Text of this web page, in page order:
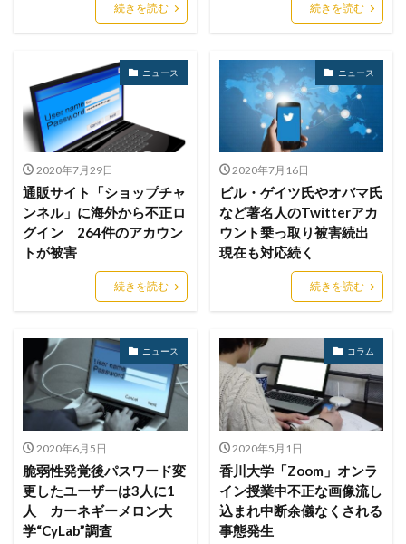
スパムメール
スピアフィッシング
スプーフィング
スマートポンプ
スマホ
スミッシング
セイコーグループ株式会社
セキュア
セキュリティ
セキュリティアプリ
セキュリティインシデント
セキュリティエンジニア
セキュリティコード
セキュリティパッチ
セキュリティプログラム
セキュリティベンダー
セキュリティポリシー
セキュリティ人材
セキュリティ企業
セキュリティ対策
セキュリティ教育
セキュリティ製品
セキュリティ診断
セブン銀行
セミナー
ゼロデイ ゼロディ
ゼロデイ攻撃
ゼロトラスト
センチネルワン
ソース
ソースコード
ソフォス ソフト
ソフトウェア
ソフトスキル
ダークウェブ
ダークトレース
ダークネット市場
タイポスクワッティング
ダイレクトメール
ダウンロード
ダブルチェック
タリン・メカニズム
続きを読む 続きを読む
ニュース
2020年7月29日
通販サイト「ショップチャ
ンネル」に海外から不正ロ
グイン 264件のアカウン
トが被害
続きを読む
ニュース
2020年7月16日
ビル・ゲイツ氏やオバマ氏
など著名人のTwitterアカ
ウント乗っ取り被害続出
現在も対応続く
続きを読む
ニュース
2020年6月5日
脆弱性発覚後パスワード変
更したユーザーは3人に1
人 カーネギーメロン大
学“CyLab”調査
コラム
2020年5月1日
香川大学「Zoom」オンラ
イン授業中不正な画像流し
込まれ中断余儀なくされる
事態発生